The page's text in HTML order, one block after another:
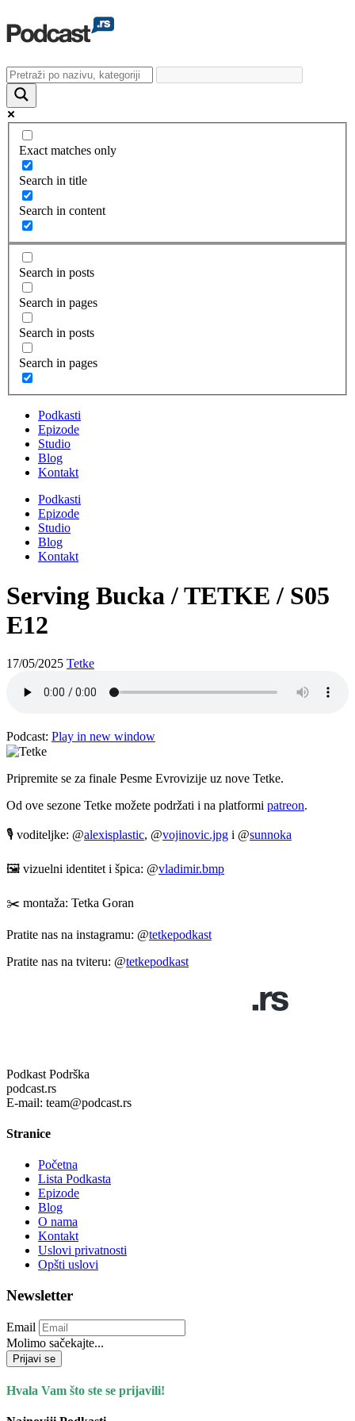
Exact matches only
Search in title
Search in content
Search in posts
Search in pages
Search in posts
Search in pages
Podkasti
Epizode
Studio
Blog
Kontakt
Podkasti
Epizode
Studio
Blog
Kontakt
Serving Bucka / TETKE / S05
E12
17/05/2025 Tetke
Podcast: Play in new window
Pripremite se za finale Pesme Evrovizije uz nove Tetke.
Od ove sezone Tetke možete podržati i na platformi patreon.
🎙️ voditeljke: @alexisplastic, @vojinovic.jpg i @sunnoka
🖼️ vizuelni identitet i špica: @vladimir.bmp
✂️ montaža: Tetka Goran
Pratite nas na instagramu: @tetkepodkast
Pratite nas na tviteru: @tetkepodkast
Podkast Podrška
podcast.rs
E-mail: team@podcast.rs
Stranice
Početna
Lista Podkasta
Epizode
Blog
O nama
Kontakt
Uslovi privatnosti
Opšti uslovi
Newsletter
Email
Molimo sačekajte...
Prijavi se
Hvala Vam što ste se prijavili!